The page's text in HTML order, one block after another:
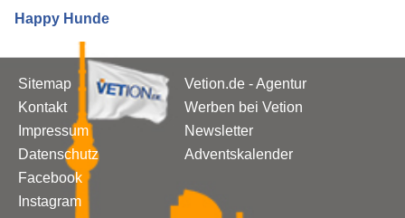
Happy Hunde
Sitemap
Kontakt
Impressum
Datenschutz
Facebook
Instagram
Vetion.de - Agentur
Werben bei Vetion
Newsletter
Adventskalender